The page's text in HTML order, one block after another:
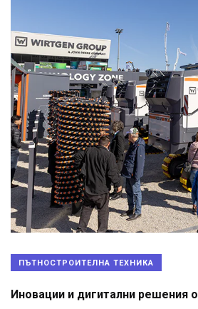
ПЪТНОСТРОИТЕЛНА ТЕХНИКА
Иновации и дигитални решения